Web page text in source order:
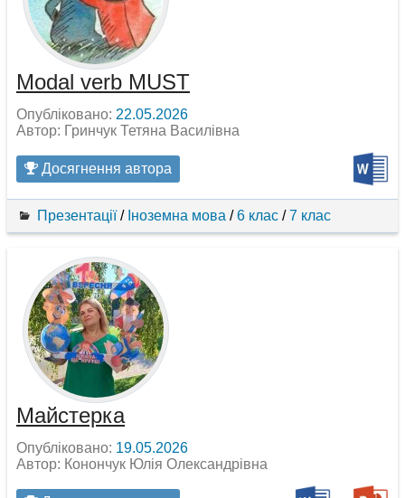
Modal verb MUST
Опубліковано: 22.05.2026
Автор: Гринчук Тетяна Василівна
Досягнення автора
Презентації/ Іноземна мова /6 клас /7 клас
Майстерка
Опубліковано: 19.05.2026
Автор: Конончук Юлія Олександрівна